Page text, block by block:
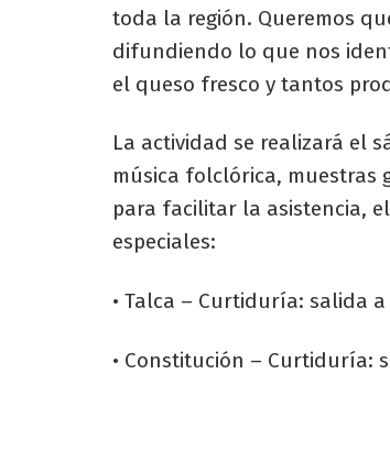
toda la región. Queremos
difundiendo lo que nos
el queso fresco y tantos
La actividad se realizará el
música folclórica, muestras
para facilitar la asistencia,
especiales:
• Talca – Curtiduría: salida
• Constitución – Curtiduría: